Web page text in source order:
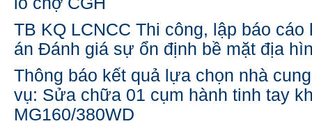
TB KQ LCNCC Thi công, lập báo
án Đánh giá sự ổn định bề mặt địa
Thông báo kết quả lựa chọn nhà
vụ: Sửa chữa 01 cụm hành tinh tay
MG160/380WD